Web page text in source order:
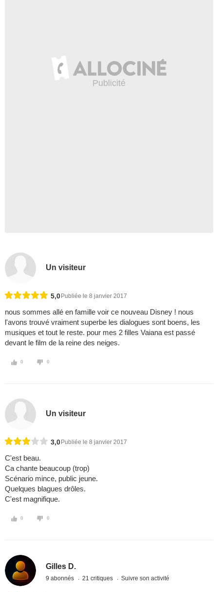
Un visiteur
5,0 Publiée le 8 janvier 2017
nous sommes allé en famille voir ce nouveau Disney ! nous
l'avons trouvé vraiment superbe les dialogues sont boens, les
musiques et tout le reste. pour mes 2 filles Vaiana est passé
devant le film de la reine des neiges.
0 0
Un visiteur
3,0 Publiée le 8 janvier 2017
C'est beau.
Ca chante beaucoup (trop)
Scénario mince, public jeune.
Quelques blagues drôles.
C'est magnifique.
0 0
Gilles D.
9 abonnés 21 critiques Suivre son activité